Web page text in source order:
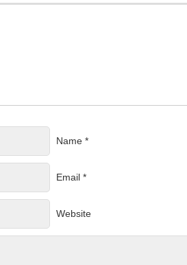
Name *
Email *
Website